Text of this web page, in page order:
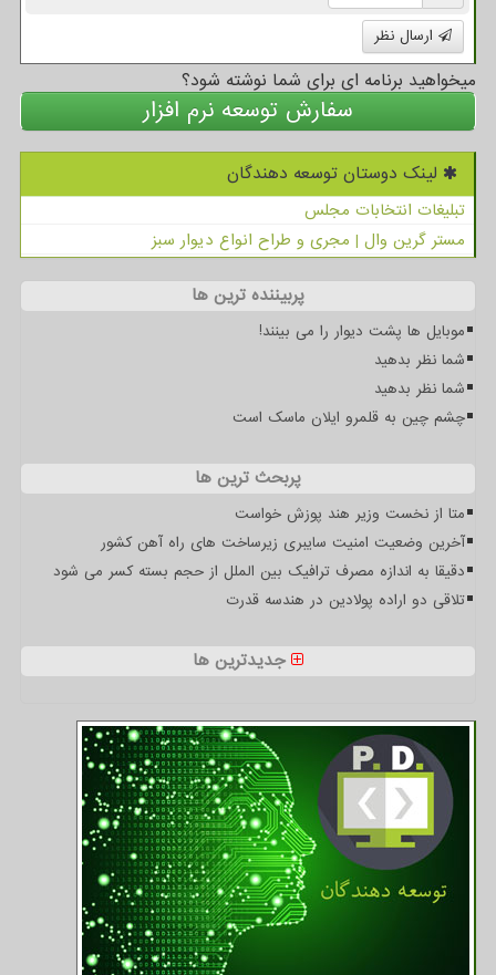
ارسال نظر
میخواهید برنامه ای برای شما نوشته شود؟
سفارش توسعه نرم افزار
لینک دوستان توسعه دهندگان
تبلیغات انتخابات مجلس
مستر گرین وال | مجری و طراح انواع دیوار سبز
پربیننده ترین ها
موبایل ها پشت دیوار را می بینند!
شما نظر بدهید
شما نظر بدهید
چشم چین به قلمرو ایلان ماسک است
پربحث ترین ها
متا از نخست وزیر هند پوزش خواست
آخرین وضعیت امنیت سایبری زیرساخت های راه آهن کشور
دقیقا به اندازه مصرف ترافیک بین الملل از حجم بسته کسر می شود
تلاقی دو اراده پولادین در هندسه قدرت
جدیدترین ها